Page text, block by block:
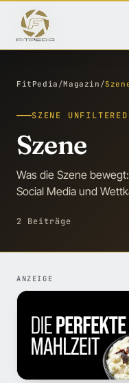
FitPedia /Magazin /
SZENE UNFILTERED
Szene
Was die Szene
Social Media und
2 Beiträge
ANZEIGE